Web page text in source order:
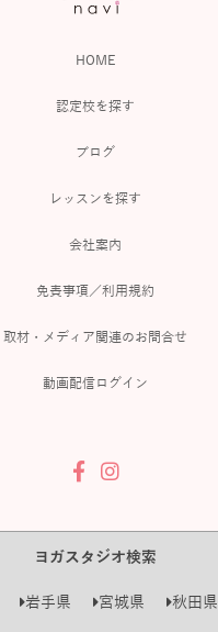
HOME
認定校を探す
ブログ
レッスンを探す
会社案内
免責事項／利用規約
取材・メディア関連のお問合せ
動画配信ログイン
ヨガスタジオ検索
岩手県 宮城県 秋田県